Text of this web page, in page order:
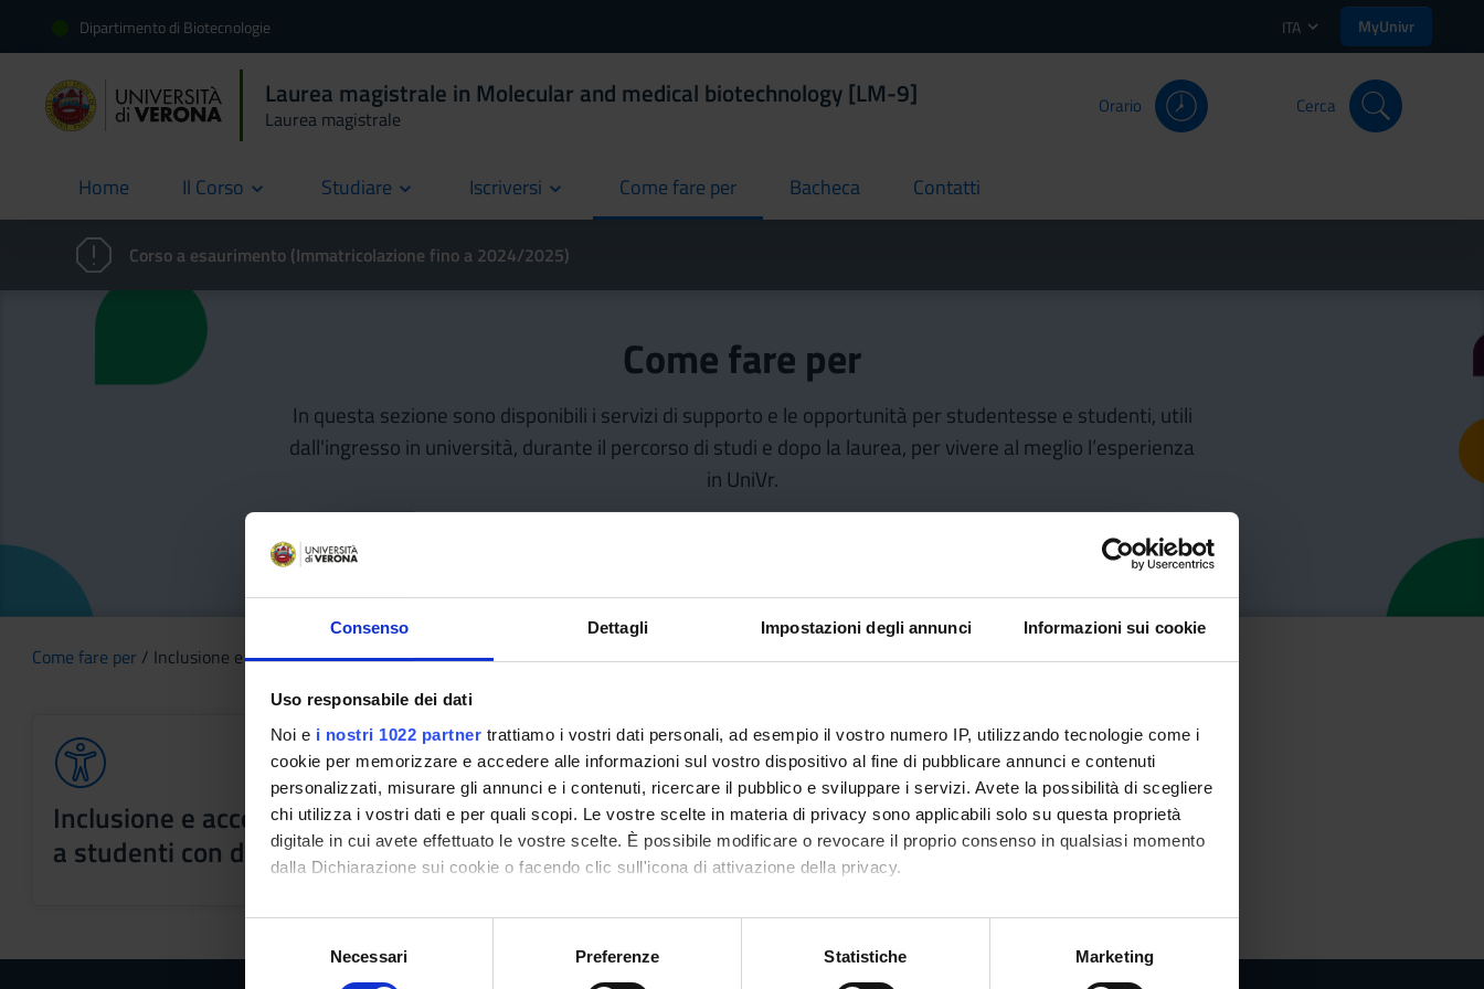
Consenso Dettagli Impostazioni degli annunci Informazioni sui cookie
Uso responsabile dei dati
Noi e i nostri 1022 partner trattiamo i vostri dati personali, ad esempio il vostro numero IP, utilizzando tecnologie come i
cookie per memorizzare e accedere alle informazioni sul vostro dispositivo al fine di pubblicare annunci e contenuti
personalizzati, misurare gli annunci e i contenuti, ricercare il pubblico e sviluppare i servizi. Avete la possibilità di scegliere
chi utilizza i vostri dati e per quali scopi. Le vostre scelte in materia di privacy sono applicabili solo su questa proprietà
digitale in cui avete effettuato le vostre scelte. È possibile modificare o revocare il proprio consenso in qualsiasi momento
dalla Dichiarazione sui cookie o facendo clic sull'icona di attivazione della privacy.
Con il tuo consenso, vorremmo anche:
raccogliere informazioni sulla tua posizione geografica, con un'approssimazione di qualche metro,
e
Necessari Preferenze Statistiche Marketing
Dipartimento di Biotecnologie ITA MyUnivr
Laurea magistrale in Molecular and medical biotechnology [LM-9]
Laurea magistrale
Orario Cerca
Home
current Il Corso Studiare Iscriversi Come fare per
current Bacheca
current Contatti
current
Corso a esaurimento (Immatricolazione fino a 2024/2025)
Come fare per
In questa sezione sono disponibili i servizi di supporto e le opportunità per studentesse e studenti, utili
dall'ingresso in università, durante il percorso di studi e dopo la laurea, per vivere al meglio l’esperienza
in UniVr.
Come fare per / Inclusione e accessibilità
Inclusione e accessibilità: supporto
a studenti con disabilità e DSA
Studenti rifugiati
(programma Unicore)